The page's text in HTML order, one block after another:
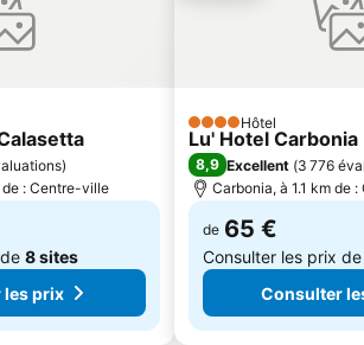
)
: Centre-ville
8 sites
les prix
4 ÉtoilesHôtel
Lu' Hotel Carbonia
8,9 Excellent (3 776
Carbonia, à 1.1 km de
de 65 €
Consulter les prix
Consulter